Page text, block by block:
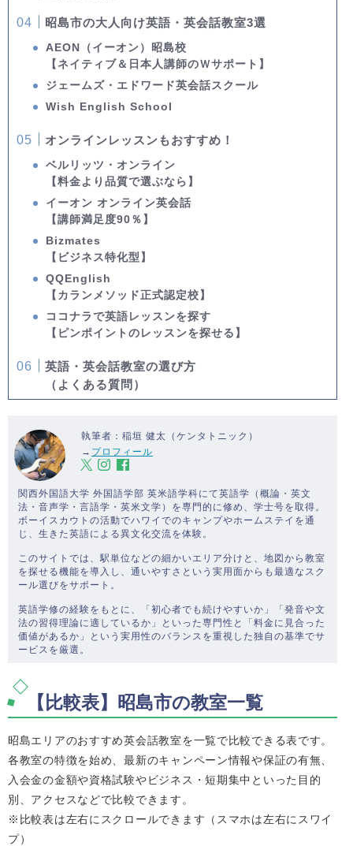
昭島市の大人向け英語・英会話教室3選
AEON（イーオン）昭島校
【ネイティブ＆日本人講師のＷサポート】
ジェームズ・エドワード英会話スクール
Wish English School
オンラインレッスンもおすすめ！
ベルリッツ・オンライン
【料金より品質で選ぶなら】
イーオン オンライン英会話
【講師満足度90％】
Bizmates
【ビジネス特化型】
QQEnglish
【カランメソッド正式認定校】
ココナラで英語レッスンを探す
【ピンポイントのレッスンを探せる】
英語・英会話教室の選び方
（よくある質問）
執筆者：稲垣 健太（ケンタトニック）
→ プロフィール
関西外国語大学 外国語学部 英米語学科にて英語学（概論・英文
法・音声学・言語学・英米文学）を専門的に修め、学士号を取得。
ボーイスカウトの活動でハワイでのキャンプやホームステイを通
じ、生きた英語による異文化交流を体験。
このサイトでは、駅単位などの細かいエリア分けと、地図から教室
を探せる機能を導入し、通いやすさという実用面からも最適なスク
ール選びをサポート。
英語学修の経験をもとに、「初心者でも続けやすいか」「発音や文
法の習得理論に適しているか」といった専門性と「料金に見合った
価値があるか」という実用性のバランスを重視した独自の基準でサ
ービスを厳選。
【比較表】昭島市の教室一覧
昭島エリアのおすすめ英会話教室を一覧で比較できる表です。
各教室の特徴を始め、最新のキャンペーン情報や保証の有無、
入会金の金額や資格試験やビジネス・短期集中といった目的
別、アクセスなどで比較できます。
※比較表は左右にスクロールできます（スマホは左右にスワイ
プ）